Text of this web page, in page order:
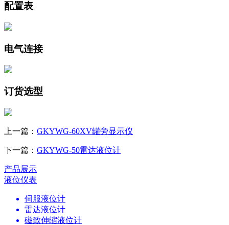
配置表
电气连接
订货选型
上一篇： GKYWG-60XV罐旁显示仪
下一篇： GKYWG-50雷达液位计
产品展示
液位仪表
伺服液位计
雷达液位计
磁致伸缩液位计